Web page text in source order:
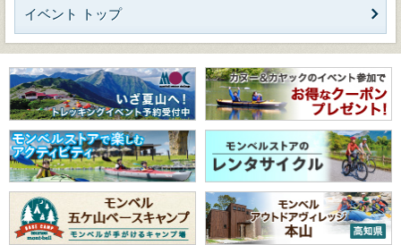
イベント トップ